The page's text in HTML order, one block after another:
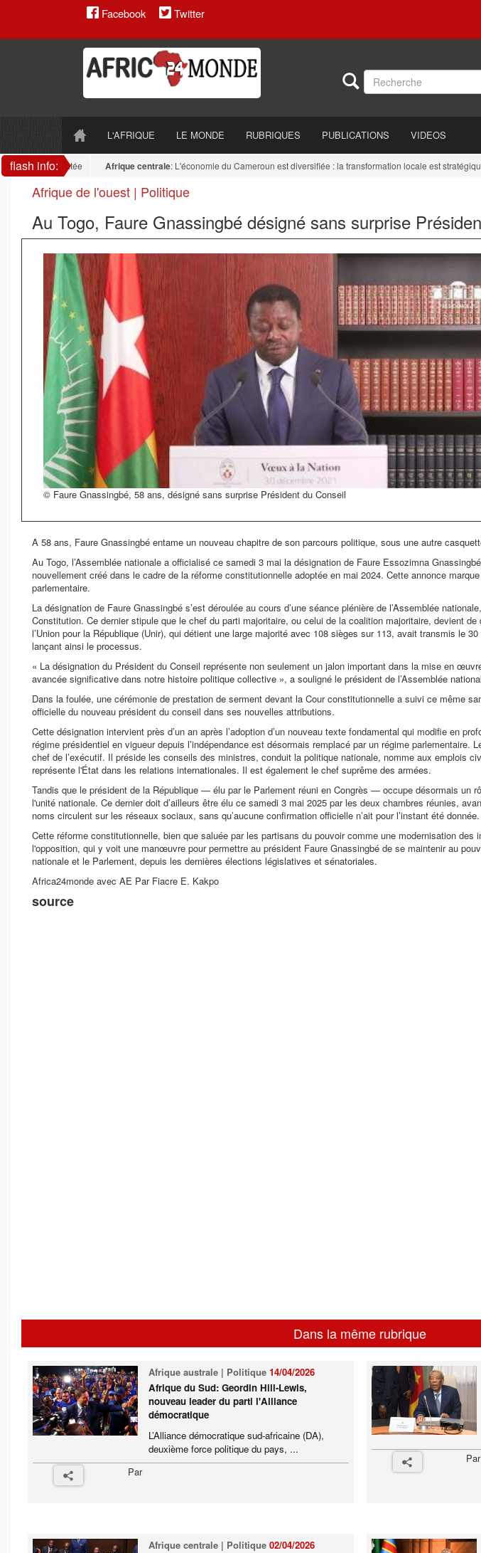
Facebook Twitter
L'AFRIQUE LE MONDE RUBRIQUES PUBLICATIONS VIDEOS
flash info:
fragmentée Afrique centrale: L'économie du Cameroun est diversifiée : la transformation locale est stratégique
Afrique de l'ouest | Politique
Au Togo, Faure Gnassingbé désigné sans surprise
© Faure Gnassingbé, 58 ans, désigné sans surprise Président du Conseil
A 58 ans, Faure Gnassingbé entame un nouveau chapitre de son parcours politique, sous une autre
Au Togo, l’Assemblée nationale a officialisé ce samedi 3 mai la désignation de Faure Essozimna
nouvellement créé dans le cadre de la réforme constitutionnelle adoptée en mai 2024. Cette annonce
parlementaire.
La désignation de Faure Gnassingbé s’est déroulée au cours d’une séance plénière de l’Assemblée
Constitution. Ce dernier stipule que le chef du parti majoritaire, ou celui de la coalition majoritaire, devient
l’Union pour la République (Unir), qui détient une large majorité avec 108 sièges sur 113, avait transmis le
lançant ainsi le processus.
« La désignation du Président du Conseil représente non seulement un jalon important dans la mise en
avancée significative dans notre histoire politique collective », a souligné le président de l’Assemblée
Dans la foulée, une cérémonie de prestation de serment devant la Cour constitutionnelle a suivi ce même
officielle du nouveau président du conseil dans ses nouvelles attributions.
Cette désignation intervient près d’un an après l’adoption d’un nouveau texte fondamental qui modifie en
régime présidentiel en vigueur depuis l’indépendance est désormais remplacé par un régime parlementaire.
chef de l’exécutif. Il préside les conseils des ministres, conduit la politique nationale, nomme aux emplois
représente l'État dans les relations internationales. Il est également le chef suprême des armées.
Tandis que le président de la République — élu par le Parlement réuni en Congrès — occupe désormais un
l'unité nationale. Ce dernier doit d’ailleurs être élu ce samedi 3 mai 2025 par les deux chambres réunies,
noms circulent sur les réseaux sociaux, sans qu’aucune confirmation officielle n’ait pour l’instant été donnée.
Cette réforme constitutionnelle, bien que saluée par les partisans du pouvoir comme une modernisation
l'opposition, qui y voit une manœuvre pour permettre au président Faure Gnassingbé de se maintenir au
nationale et le Parlement, depuis les dernières élections législatives et sénatoriales.
Africa24monde avec AE Par Fiacre E. Kakpo
source
Dans la même rubrique
Afrique australe | Politique14/04/2026
Afrique du Sud: Geordin Hill-Lewis,
nouveau leader du parti l'Alliance
démocratique
L’Alliance démocratique sud-africaine (DA),
deuxième force politique du pays, ...
Par
Par
Afrique centrale | Politique02/04/2026